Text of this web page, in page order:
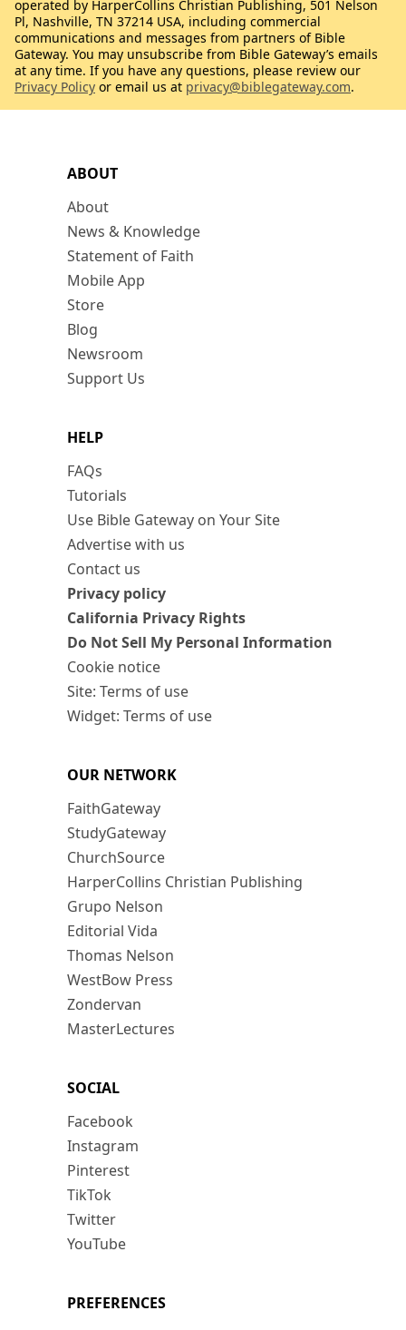
ABOUT
About
News & Knowledge
Statement of Faith
Mobile App
Store
Blog
Newsroom
Support Us
HELP
FAQs
Tutorials
Use Bible Gateway on Your Site
Advertise with us
Contact us
Privacy policy
California Privacy Rights
Do Not Sell My Personal Information
Cookie notice
Site: Terms of use
Widget: Terms of use
OUR NETWORK
FaithGateway
StudyGateway
ChurchSource
HarperCollins Christian Publishing
Grupo Nelson
Editorial Vida
Thomas Nelson
WestBow Press
Zondervan
MasterLectures
SOCIAL
Facebook
Instagram
Pinterest
TikTok
Twitter
YouTube
PREFERENCES
operated by HarperCollins Christian Publishing, 501 Nelson
Pl, Nashville, TN 37214 USA, including commercial
communications and messages from partners of Bible
Gateway. You may unsubscribe from Bible Gateway’s emails
at any time. If you have any questions, please review our
Privacy Policy or email us at privacy@biblegateway.com.